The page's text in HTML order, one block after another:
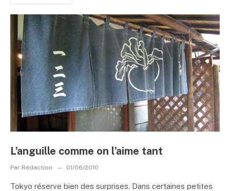
L’anguille comme on l’aime tant
Par Rédaction 01/06/2010
Tokyo réserve bien des surprises. Dans certaines petites